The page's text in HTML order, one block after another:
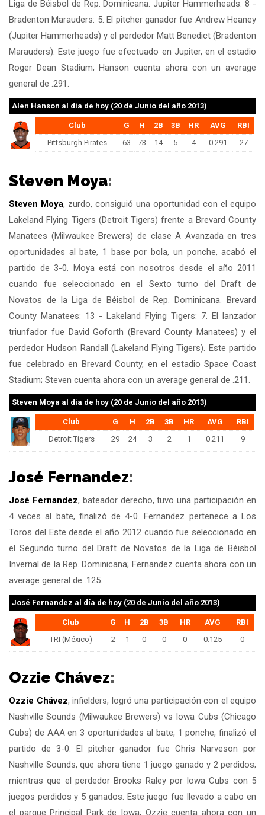
Liga de Béisbol de Rep. Dominicana. Jupiter Hammerheads: 8 -
Bradenton Marauders: 5. El pitcher ganador fue Andrew Heaney
(Jupiter Hammerheads) y el perdedor Matt Benedict (Bradenton
Marauders). Este juego fue efectuado en Jupiter, en el estadio
Roger Dean Stadium; Hanson cuenta ahora con un average
general de .291.
Alen Hanson al día de hoy (20 de Junio del año 2013)
Club G H 2B 3B HR AVG
RBI
Pittsburgh Pirates
63 73 14 5 4 0.291 27
Steven Moya:
Steven Moya, zurdo, consiguió una oportunidad con el equipo
Lakeland Flying Tigers (Detroit Tigers) frente a Brevard County
Manatees (Milwaukee Brewers) de clase A Avanzada en tres
oportunidades al bate, 1 base por bola, un ponche, acabó el
partido de 3-0. Moya está con nosotros desde el año 2011
cuando fue seleccionado en el Sexto turno del Draft de
Novatos de la Liga de Béisbol de Rep. Dominicana. Brevard
County Manatees: 13 - Lakeland Flying Tigers: 7. El lanzador
triunfador fue David Goforth (Brevard County Manatees) y el
perdedor Hudson Randall (Lakeland Flying Tigers). Este partido
fue celebrado en Brevard County, en el estadio Space Coast
Stadium; Steven cuenta ahora con un average general de .211.
Steven Moya al día de hoy (20 de Junio del año 2013)
Club G H 2B 3B HR AVG
RBI
Detroit Tigers
29 24 3 2 1 0.211 9
José Fernandez:
José Fernandez, bateador derecho, tuvo una participación en
4 veces al bate, finalizó de 4-0. Fernandez pertenece a Los
Toros del Este desde el año 2012 cuando fue seleccionado en
el Segundo turno del Draft de Novatos de la Liga de Béisbol
Invernal de la Rep. Dominicana; Fernandez cuenta ahora con un
average general de .125.
José Fernandez al día de hoy (20 de Junio del año 2013)
Club G H 2B 3B HR AVG
RBI
TRI (México)
2 1 0 0 0 0.125 0
Ozzie Chávez:
Ozzie Chávez, infielders, logró una participación con el equipo
Nashville Sounds (Milwaukee Brewers) vs Iowa Cubs (Chicago
Cubs) de AAA en 3 oportunidades al bate, 1 ponche, finalizó el
partido de 3-0. El pitcher ganador fue Chris Narveson por
Nashville Sounds, que ahora tiene 1 juego ganado y 2 perdidos;
mientras que el perdedor Brooks Raley por Iowa Cubs con 5
juegos perdidos y 5 ganados. Este juego fue llevado a cabo en
el parque Principal Park de Iowa; Ozzie cuenta ahora con un